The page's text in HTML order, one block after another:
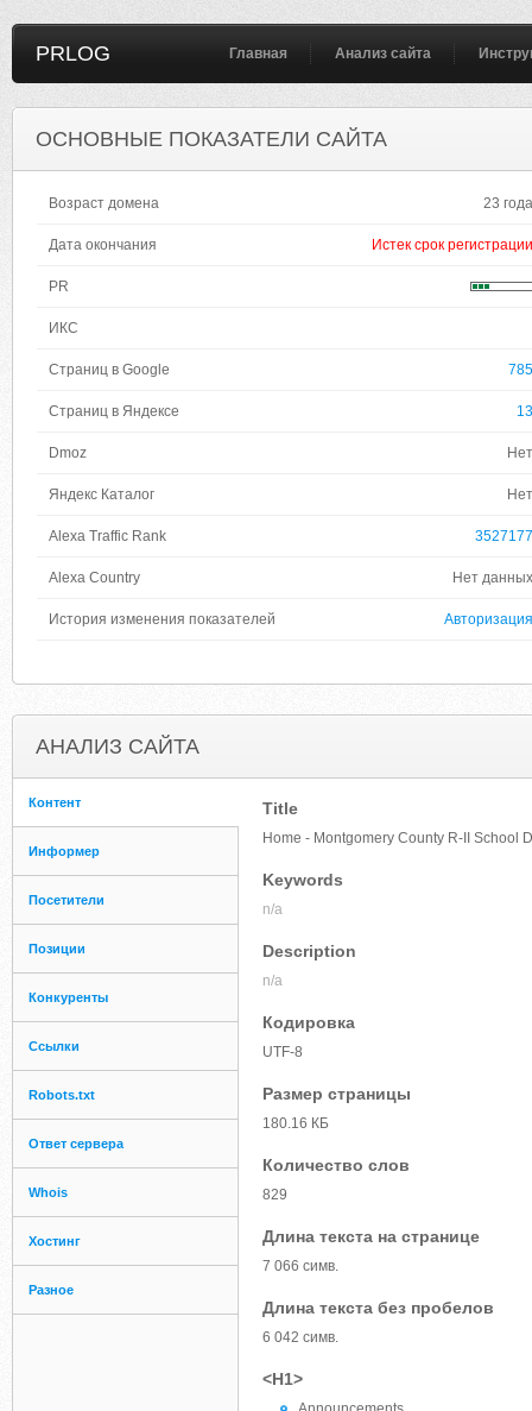
PRLOG Главная Анализ сайта
ОСНОВНЫЕ ПОКАЗАТЕЛИ САЙТА
Возраст домена 23 года
Дата окончания Истек срок регистрации
PR
ИКС
Страниц в Google 785
Страниц в Яндексе 13
Dmoz Нет
Яндекс Каталог Нет
Alexa Traffic Rank 3527177
Alexa Country Нет данных
История изменения показателей Авторизация
АНАЛИЗ САЙТА
Контент
Информер
Посетители
Позиции
Конкуренты
Ссылки
Robots.txt
Ответ сервера
Whois
Хостинг
Разное
Title
Home - Montgomery County R-II School
Keywords
n/a
Description
n/a
Кодировка
UTF-8
Размер страницы
180.16 КБ
Количество слов
829
Длина текста на странице
7 066 симв.
Длина текста без пробелов
6 042 симв.
<H1>